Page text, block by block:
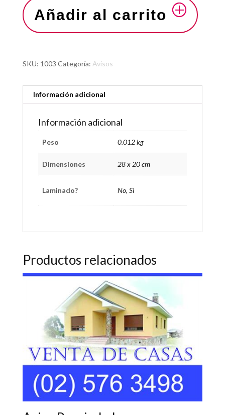
Añadir al carrito
SKU: 1003 Categoría: Avisos
Información adicional
Información adicional
Peso 0.012 kg
Dimensiones 28 x 20 cm
Laminado? No, Si
Productos relacionados